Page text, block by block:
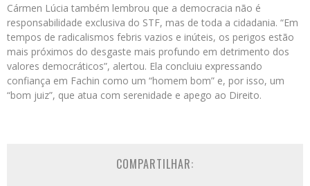
Cármen Lúcia também lembrou que a democracia não é
responsabilidade exclusiva do STF, mas de toda a cidadania. “Em
tempos de radicalismos febris vazios e inúteis, os perigos estão
mais próximos do desgaste mais profundo em detrimento dos
valores democráticos”, alertou. Ela concluiu expressando
confiança em Fachin como um “homem bom” e, por isso, um
“bom juiz”, que atua com serenidade e apego ao Direito.
COMPARTILHAR: